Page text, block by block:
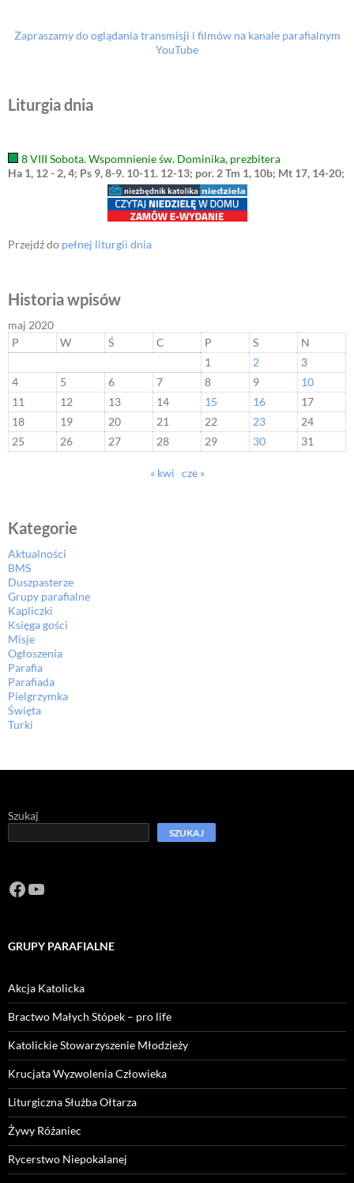
Zapraszamy do oglądania transmisji i filmów na kanale parafialnym
YouTube
Liturgia dnia
8 VIII Sobota. Wspomnienie św. Dominika, prezbitera
Ha 1, 12 - 2, 4; Ps 9, 8-9. 10-11. 12-13; por. 2 Tm 1, 10b; Mt 17, 14-20;
Przejdź do pełnej liturgii dnia
Historia wpisów
maj 2020
P
W Ś C P S
N
1
2
3
4
5 6 7 8 9
10
11
12 13 14 15 16
17
18
19 20 21 22 23
24
25
26 27 28 29 30 31
« kwi cze »
Kategorie
Aktualności
BMS
Duszpasterze
Grupy parafialne
Kapliczki
Księga gości
Misje
Ogłoszenia
Parafia
Parafiada
Pielgrzymka
Święta
Turki
Szukaj
SZUKAJ
Facebook
https://www.youtube.com/channel/
GRUPY PARAFIALNE
Akcja Katolicka
Bractwo Małych Stópek – pro life
Katolickie Stowarzyszenie Młodzieży
Krucjata Wyzwolenia Człowieka
Liturgiczna Służba Ołtarza
Żywy Różaniec
Rycerstwo Niepokalanej